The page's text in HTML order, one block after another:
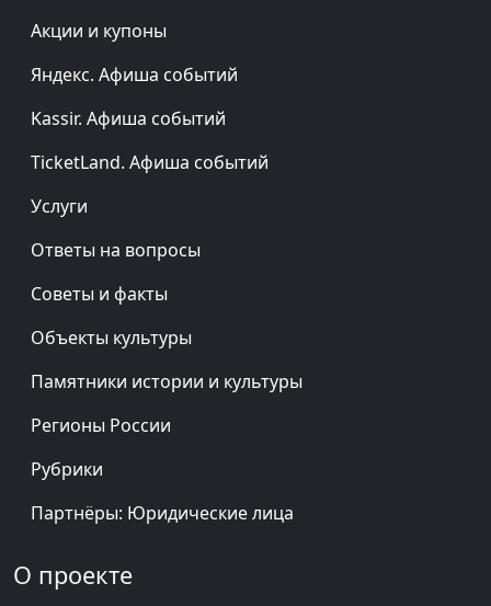
Акции и купоны
Яндекс. Афиша событий
Kassir. Афиша событий
TicketLand. Афиша событий
Услуги
Ответы на вопросы
Советы и факты
Объекты культуры
Памятники истории и культуры
Регионы России
Рубрики
Партнёры: Юридические лица
О проекте